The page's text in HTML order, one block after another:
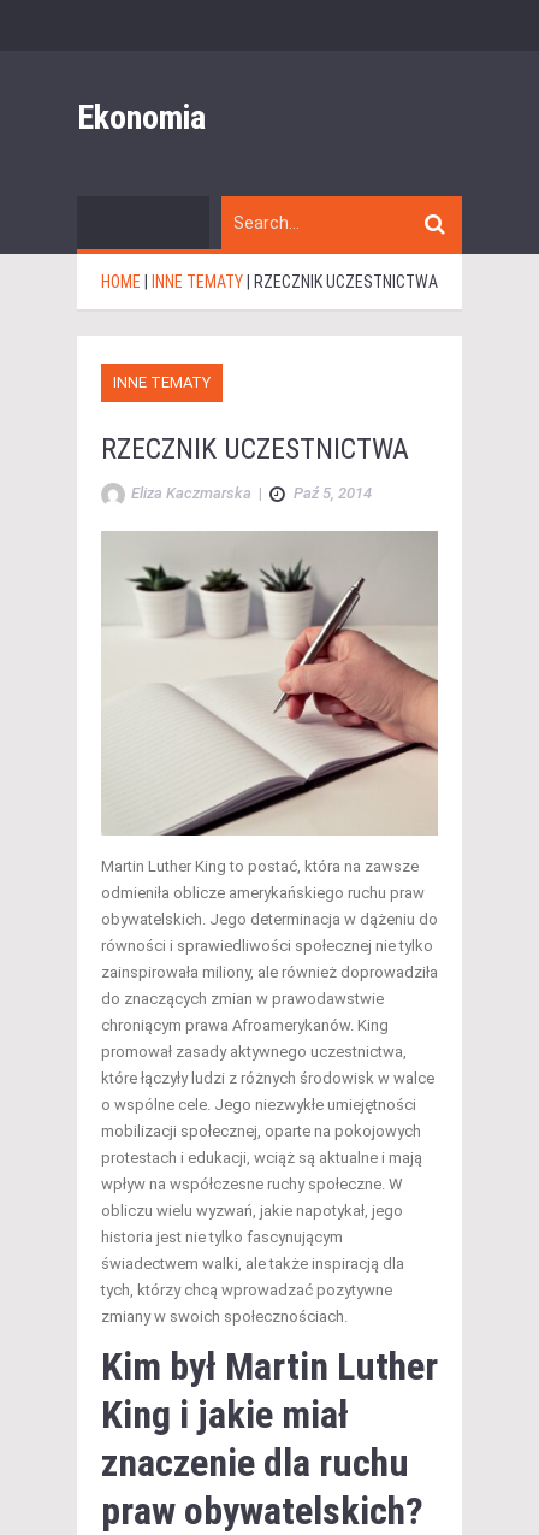
Ekonomia
HOME INNE TEMATY RZECZNIK UCZESTNICTWA
INNE TEMATY
RZECZNIK UCZESTNICTWA
Eliza Kaczmarska | Paź 5, 2014
Martin Luther King to postać, która na zawsze
odmieniła oblicze amerykańskiego ruchu praw
obywatelskich. Jego determinacja w dążeniu do
równości i sprawiedliwości społecznej nie tylko
zainspirowała miliony, ale również doprowadziła
do znaczących zmian w prawodawstwie
chroniącym prawa Afroamerykanów. King
promował zasady aktywnego uczestnictwa,
które łączyły ludzi z różnych środowisk w walce
o wspólne cele. Jego niezwykłe umiejętności
mobilizacji społecznej, oparte na pokojowych
protestach i edukacji, wciąż są aktualne i mają
wpływ na współczesne ruchy społeczne. W
obliczu wielu wyzwań, jakie napotykał, jego
historia jest nie tylko fascynującym
świadectwem walki, ale także inspiracją dla
tych, którzy chcą wprowadzać pozytywne
zmiany w swoich społecznościach.
Kim był Martin Luther
King i jakie miał
znaczenie dla ruchu
praw obywatelskich?